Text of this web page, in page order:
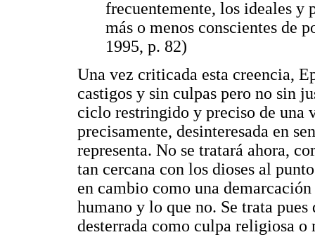
frecuentemente, los ideales y
más o menos conscientes de
1995, p. 82)
Una vez criticada esta creencia,
castigos y sin culpas pero no sin
ciclo restringido y preciso de una
precisamente, desinteresada en
representa. No se tratará ahora,
tan cercana con los dioses al
en cambio como una
humano y lo que no. Se trata
desterrada como culpa religiosa